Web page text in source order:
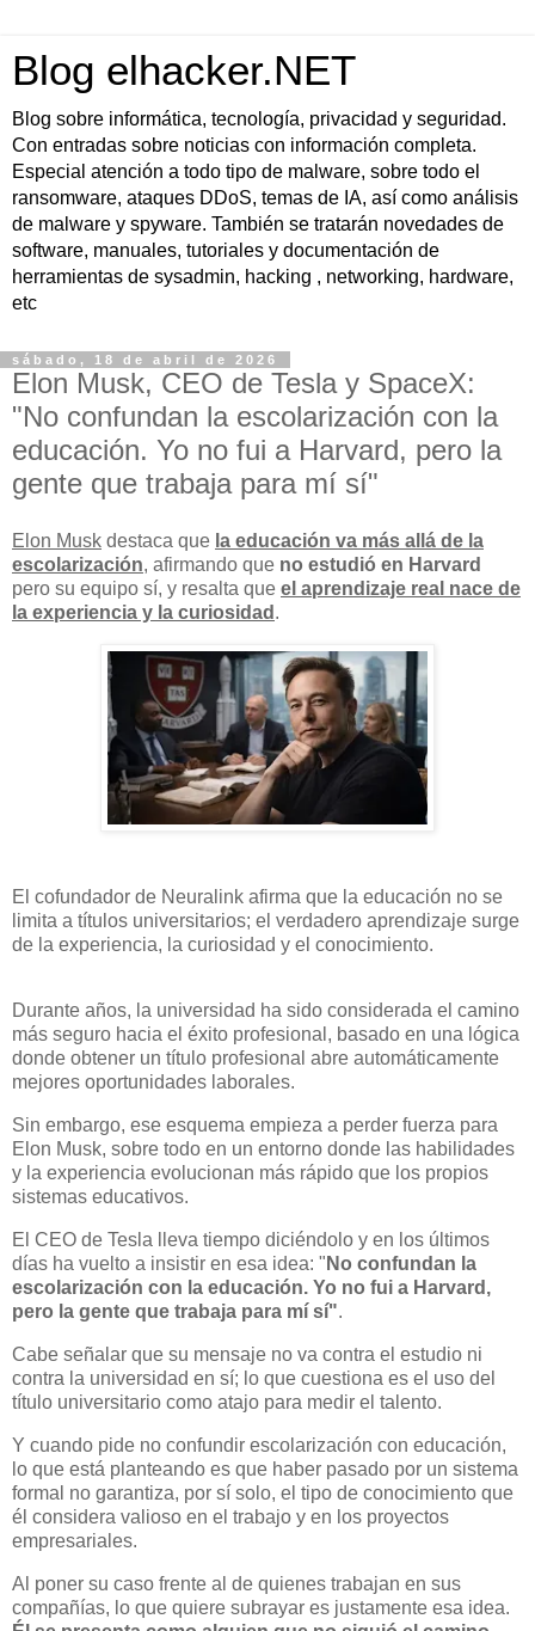
Blog elhacker.NET
Blog sobre informática, tecnología, privacidad y seguridad.
Con entradas sobre noticias con información completa.
Especial atención a todo tipo de malware, sobre todo el
ransomware, ataques DDoS, temas de IA, así como análisis
de malware y spyware. También se tratarán novedades de
software, manuales, tutoriales y documentación de
herramientas de sysadmin, hacking , networking, hardware,
etc
sábado, 18 de abril de 2026
Elon Musk, CEO de Tesla y SpaceX:
"No confundan la escolarización con la
educación. Yo no fui a Harvard, pero la
gente que trabaja para mí sí"
Elon Musk destaca que la educación va más allá de la
escolarización, afirmando que no estudió en Harvard
pero su equipo sí, y resalta que el aprendizaje real nace de
la experiencia y la curiosidad .
El cofundador de Neuralink afirma que la educación no se
limita a títulos universitarios; el verdadero aprendizaje surge
de la experiencia, la curiosidad y el conocimiento.
Durante años, la universidad ha sido considerada el camino
más seguro hacia el éxito profesional, basado en una lógica
donde obtener un título profesional abre automáticamente
mejores oportunidades laborales.
Sin embargo, ese esquema empieza a perder fuerza para
Elon Musk, sobre todo en un entorno donde las habilidades
y la experiencia evolucionan más rápido que los propios
sistemas educativos.
El CEO de Tesla lleva tiempo diciéndolo y en los últimos
días ha vuelto a insistir en esa idea: " No confundan la
escolarización con la educación. Yo no fui a Harvard,
pero la gente que trabaja para mí sí".
Cabe señalar que su mensaje no va contra el estudio ni
contra la universidad en sí; lo que cuestiona es el uso del
título universitario como atajo para medir el talento.
Y cuando pide no confundir escolarización con educación,
lo que está planteando es que haber pasado por un sistema
formal no garantiza, por sí solo, el tipo de conocimiento que
él considera valioso en el trabajo y en los proyectos
empresariales.
Al poner su caso frente al de quienes trabajan en sus
compañías, lo que quiere subrayar es justamente esa idea.